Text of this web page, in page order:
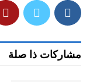
مشاركات ذا صلة